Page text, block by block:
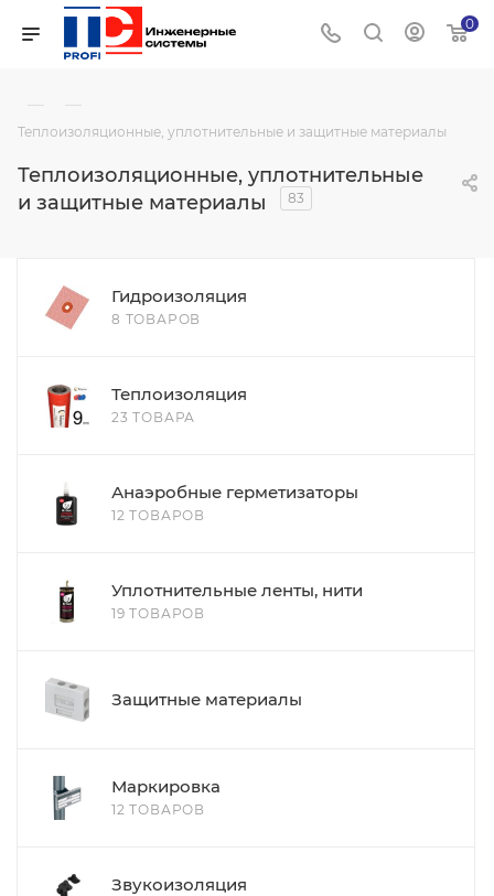
0
— —
Теплоизоляционные, уплотнительные и защитные материалы
Теплоизоляционные, уплотнительные
и защитные материалы
83
Гидроизоляция
8 ТОВАРОВ
Теплоизоляция
23 ТОВАРА
Анаэробные герметизаторы
12 ТОВАРОВ
Уплотнительные ленты, нити
19 ТОВАРОВ
Защитные материалы
Маркировка
12 ТОВАРОВ
Звукоизоляция